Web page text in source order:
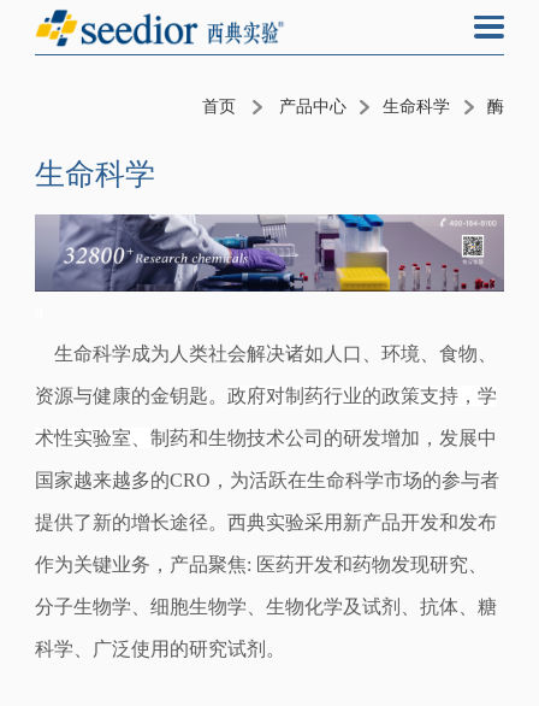
首页 产品中心 生命科学 酶
生命科学
生命科学成为人类社会解决诸如人口、环境、食物、
资源与健康的金钥匙。政府对制药行业的政策支持，学
术性实验室 、制药和生物技术公司的研发增加，发展中
国家越来越多的CRO，为活跃在生命科学市场的参与者
提供了新的增长途径。西典实验采用新产品开发和发布
作为关键业务，产品聚焦: 医药开发和药物发现研究、
分子生物学、细胞生物学、生物化学及试剂、抗体 、糖
科学 、广泛使用的研究试剂。